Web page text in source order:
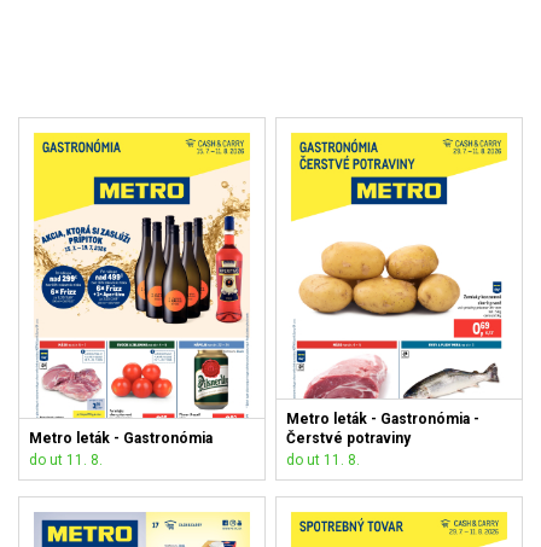
Metro leták - Gastronómia
do ut 11. 8.
Metro leták - Gastronómia -
Čerstvé potraviny
do ut 11. 8.